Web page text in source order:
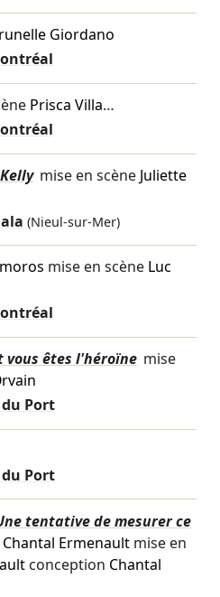
Giordano
Prisca Villa…
mise en scène Juliette
(Nieul-sur-Mer)
mise en scène Luc
êtes l'héroïne mise
Port
Port
tentative de mesurer ce
Chantal Ermenaultmise en
conception Chantal